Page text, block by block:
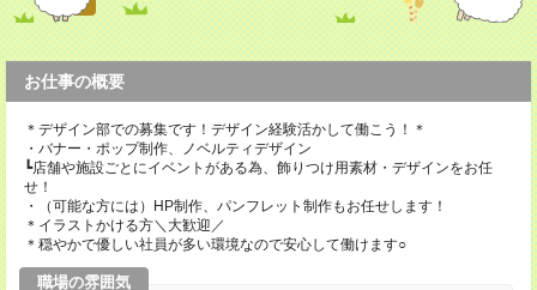
お仕事の概要
＊デザイン部での募集です！デザイン経験活かして働こう！＊
・バナー・ポップ制作、ノベルティデザイン
┗店舗や施設ごとにイベントがある為、飾りつけ用素材・デザインをお任
せ！
・（可能な方には）HP制作、パンフレット制作もお任せします！
＊イラストかける方＼大歓迎／
＊穏やかで優しい社員が多い環境なので安心して働けます○
職場の雰囲気